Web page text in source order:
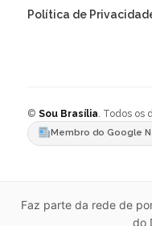
Política de
© Sou Brasília . Todos os
Membro do Google
Faz parte da rede de
do